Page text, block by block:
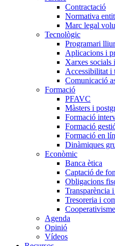
Contractació
Normativa
Marc legal
Tecnològic
Programari
Aplicacions i
Xarxes socials
Accessibilitat i
Comunicació
Formació
PFAVC
Màsters i
Formació
Formació
Formació en
Dinàmiques
Econòmic
Banca ètica
Captació de
Obligacions
Transparència
Tresoreria i
Cooperativisme
Agenda
Opinió
Vídeos